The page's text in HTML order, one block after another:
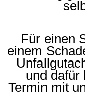
Für einen
einem
und dafür
Termin mit